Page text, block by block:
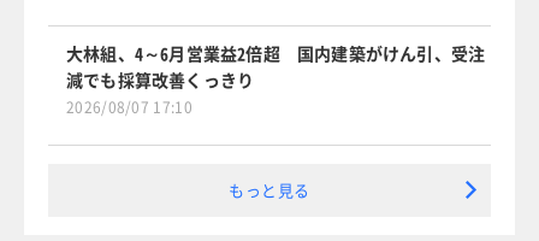
大林組、4～6月営業益2倍超 国内建築がけん引、受注
減でも採算改善くっきり
2026/08/07 17:10
もっと見る